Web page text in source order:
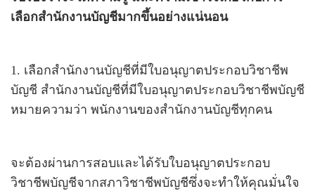
เลือกสำนักงานบัญชีมากขึ้นอย่างแน่นอน
1. เลือกสำนักงานบัญชีที่มีใบอนุญาตประกอบวิชาชีพ
บัญชี สำนักงานบัญชีที่มีใบอนุญาตประกอบวิชาชีพบัญชี
หมายความว่า พนักงานของสำนักงานบัญชีทุกคน
จะต้องผ่านการสอบและได้รับใบอนุญาตประกอบ
วิชาชีพบัญชีจากสภาวิชาชีพบัญชีซึ่งจะทำให้คุณมั่นใจ